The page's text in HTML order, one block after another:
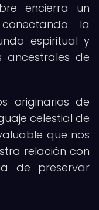
encierra un
la
espiritual y
ancestrales de
originarios de
celestial de
que nos
relación con
de preservar